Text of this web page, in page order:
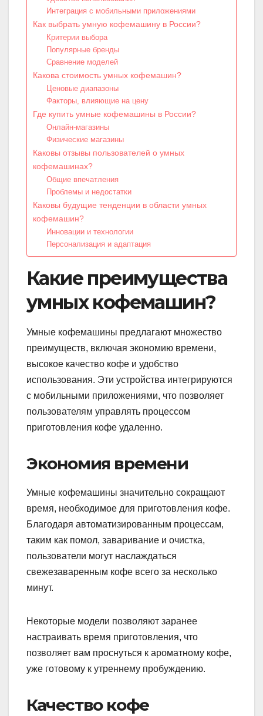
Интеграция с мобильными приложениями
Как выбрать умную кофемашину в России?
Критерии выбора
Популярные бренды
Сравнение моделей
Какова стоимость умных кофемашин?
Ценовые диапазоны
Факторы, влияющие на цену
Где купить умные кофемашины в России?
Онлайн-магазины
Физические магазины
Каковы отзывы пользователей о умных
кофемашинах?
Общие впечатления
Проблемы и недостатки
Каковы будущие тенденции в области умных
кофемашин?
Инновации и технологии
Персонализация и адаптация
Какие преимущества
умных кофемашин?
Умные кофемашины предлагают множество
преимуществ, включая экономию времени,
высокое качество кофе и удобство
использования. Эти устройства интегрируются
с мобильными приложениями, что позволяет
пользователям управлять процессом
приготовления кофе удаленно.
Экономия времени
Умные кофемашины значительно сокращают
время, необходимое для приготовления кофе.
Благодаря автоматизированным процессам,
таким как помол, заваривание и очистка,
пользователи могут наслаждаться
свежезаваренным кофе всего за несколько
минут.
Некоторые модели позволяют заранее
настраивать время приготовления, что
позволяет вам проснуться к ароматному кофе,
уже готовому к утреннему пробуждению.
Качество кофе